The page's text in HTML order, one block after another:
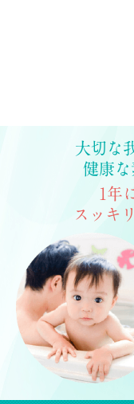
大切な
健康な
1年
スッキ